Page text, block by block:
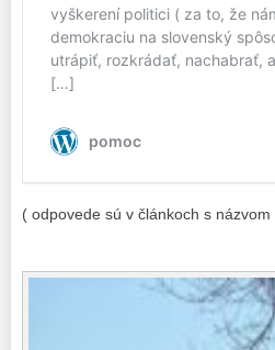
( odpovede sú v článkoch s